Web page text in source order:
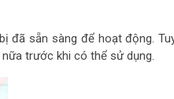
đã sẵn sàng để hoạt động.
trước khi có thể sử dụng.